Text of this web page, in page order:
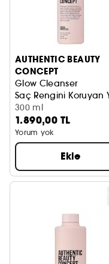
AUTHENTIC BEAUTY
CONCEPT
Glow Cleanser
Saç Rengini Koruyan
300 ml
1.890,00 TL
Yorum yok
Ekle